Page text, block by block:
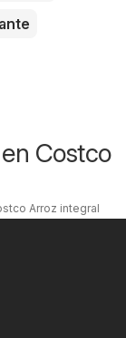
Costco
Arroz integral